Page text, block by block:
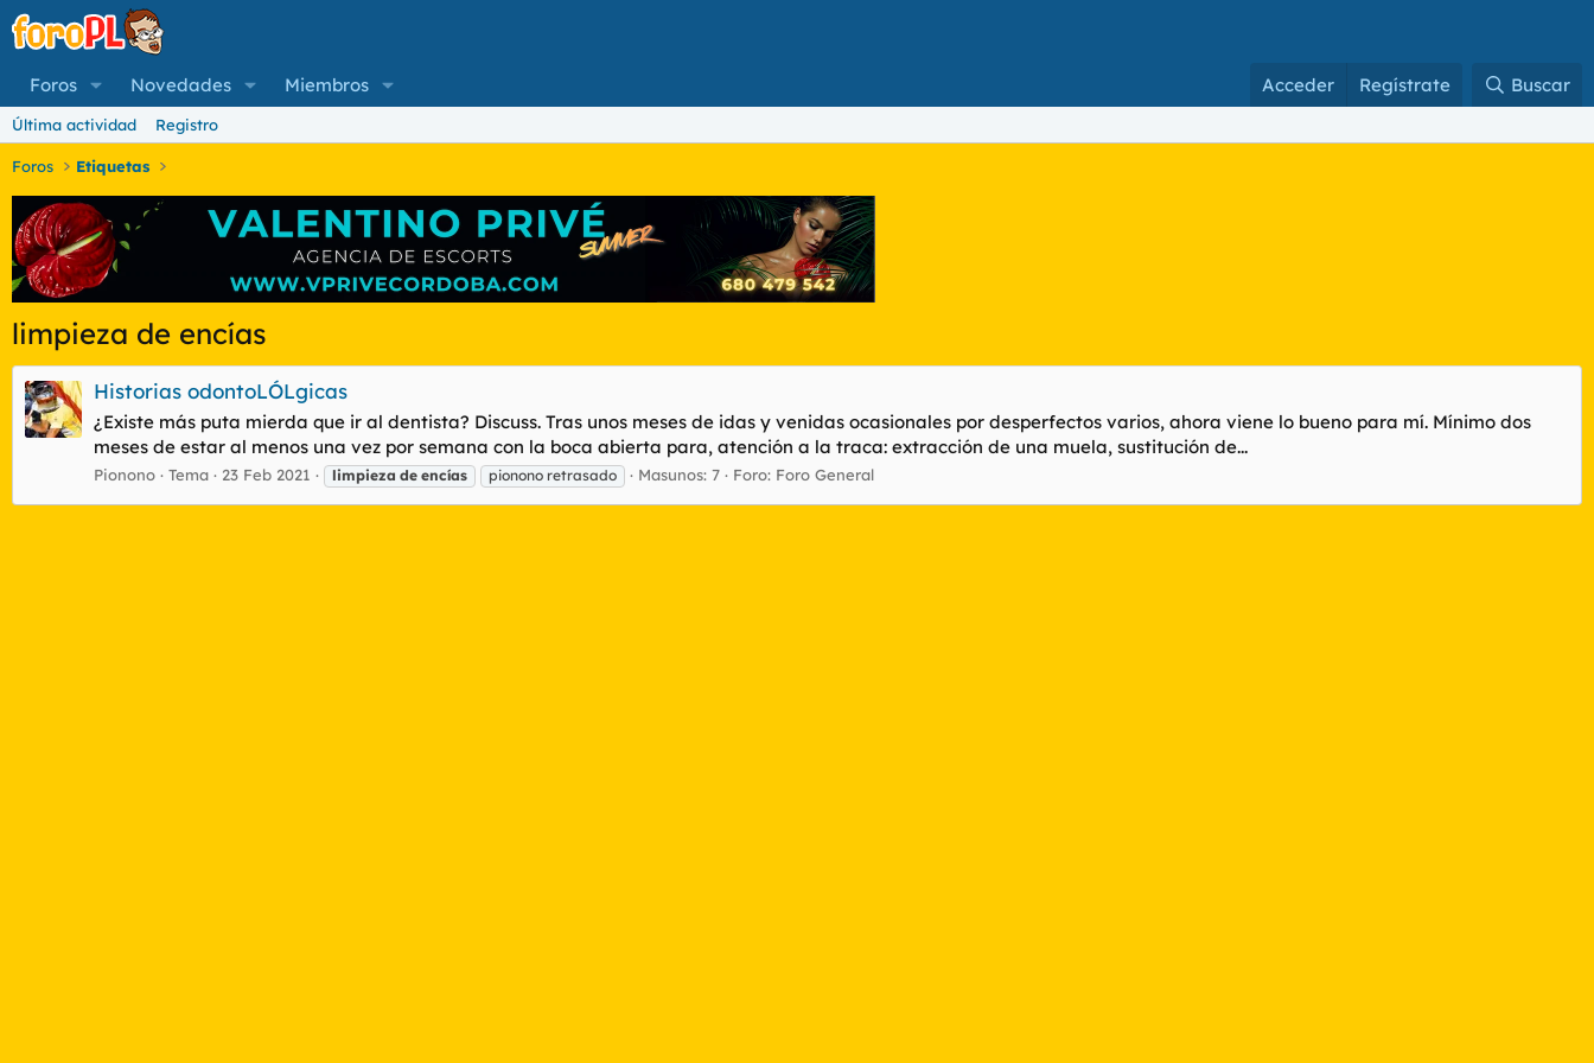
Foros Novedades Miembros Acceder Regístrate Buscar
Última actividad Registro
Foros Etiquetas
limpieza de encías
Historias odontoLÓLgicas
¿Existe más puta mierda que ir al dentista? Discuss. Tras unos meses de idas y venidas ocasionales por desperfectos varios, ahora viene lo bueno para mí. Mínimo dos
meses de estar al menos una vez por semana con la boca abierta para, atención a la traca: extracción de una muela, sustitución de...
Pionono Tema 23 Feb 2021 limpieza de encías pionono retrasado Masunos: 7 Foro: Foro General